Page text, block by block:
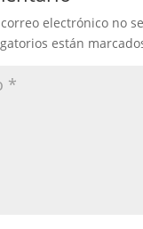
p
p
tir
electrónico no
están